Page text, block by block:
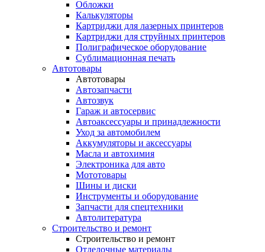
Обложки
Калькуляторы
Картриджи для лазерных принтеров
Картриджи для струйных принтеров
Полиграфическое оборудование
Сублимационная печать
Автотовары
Автотовары
Автозапчасти
Автозвук
Гараж и автосервис
Автоаксессуары и принадлежности
Уход за автомобилем
Аккумуляторы и аксессуары
Масла и автохимия
Электроника для авто
Мототовары
Шины и диски
Инструменты и оборудование
Запчасти для спецтехники
Автолитература
Строительство и ремонт
Строительство и ремонт
Отделочные материалы